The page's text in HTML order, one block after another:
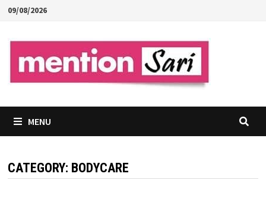
Skip
content
09/08/2026
MENU
CATEGORY: BODYCARE